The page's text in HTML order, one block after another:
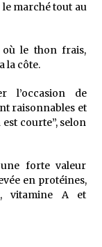
marché tout au
où le thon frais,
la côte.
l’occasion de
raisonnables et
courte”, selon
forte valeur
en protéines,
vitamine A et